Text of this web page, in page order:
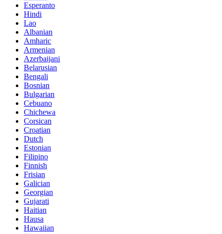
Esperanto
Hindi
Lao
Albanian
Amharic
Armenian
Azerbaijani
Belarusian
Bengali
Bosnian
Bulgarian
Cebuano
Chichewa
Corsican
Croatian
Dutch
Estonian
Filipino
Finnish
Frisian
Galician
Georgian
Gujarati
Haitian
Hausa
Hawaiian